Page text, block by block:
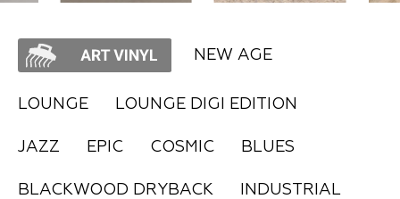
NEW AGE
LOUNGE LOUNGE DIGI EDITION
JAZZ EPIC COSMIC BLUES
BLACKWOOD DRYBACK INDUSTRIAL
Где купить